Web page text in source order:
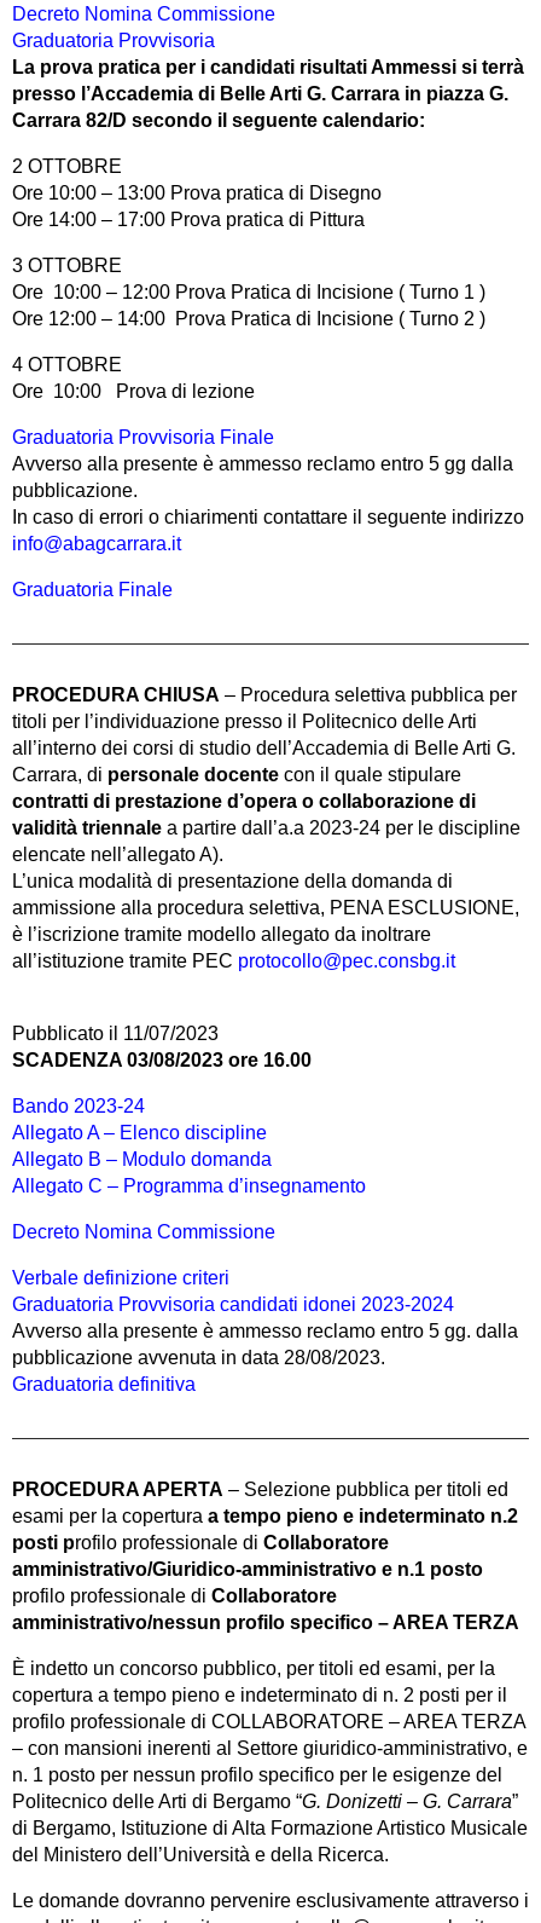
Decreto Nomina Commissione
Graduatoria Provvisoria
La prova pratica per i candidati risultati Ammessi si terrà
presso l’Accademia di Belle Arti G. Carrara in piazza G.
Carrara 82/D secondo il seguente calendario:
2 OTTOBRE
Ore 10:00 – 13:00 Prova pratica di Disegno
Ore 14:00 – 17:00 Prova pratica di Pittura
3 OTTOBRE
Ore 10:00 – 12:00 Prova Pratica di Incisione ( Turno 1 )
Ore 12:00 – 14:00 Prova Pratica di Incisione ( Turno 2 )
4 OTTOBRE
Ore 10:00 Prova di lezione
Graduatoria Provvisoria Finale
Avverso alla presente è ammesso reclamo entro 5 gg dalla
pubblicazione.
In caso di errori o chiarimenti contattare il seguente indirizzo
info@abagcarrara.it
Graduatoria Finale
PROCEDURA CHIUSA – Procedura selettiva pubblica per
titoli per l’individuazione presso il Politecnico delle Arti
all’interno dei corsi di studio dell’Accademia di Belle Arti G.
Carrara, di personale docente con il quale stipulare
contratti di prestazione d’opera o collaborazione di
validità triennale a partire dall’a.a 2023-24 per le discipline
elencate nell’allegato A).
L’unica modalità di presentazione della domanda di
ammissione alla procedura selettiva, PENA ESCLUSIONE,
è l’iscrizione tramite modello allegato da inoltrare
all’istituzione tramite PEC protocollo@pec.consbg.it
Pubblicato il 11/07/2023
SCADENZA 03/08/2023 ore 16.00
Bando 2023-24
Allegato A – Elenco discipline
Allegato B – Modulo domanda
Allegato C – Programma d’insegnamento
Decreto Nomina Commissione
Verbale definizione criteri
Graduatoria Provvisoria candidati idonei 2023-2024
Avverso alla presente è ammesso reclamo entro 5 gg. dalla
pubblicazione avvenuta in data 28/08/2023.
Graduatoria definitiva
PROCEDURA APERTA – Selezione pubblica per titoli ed
esami per la copertura a tempo pieno e indeterminato n.2
posti profilo professionale di Collaboratore
amministrativo/Giuridico-amministrativo e n.1 posto
profilo professionale di Collaboratore
amministrativo/nessun profilo specifico – AREA TERZA
È indetto un concorso pubblico, per titoli ed esami, per la
copertura a tempo pieno e indeterminato di n. 2 posti per il
profilo professionale di COLLABORATORE – AREA TERZA
– con mansioni inerenti al Settore giuridico-amministrativo, e
n. 1 posto per nessun profilo specifico per le esigenze del
Politecnico delle Arti di Bergamo “G. Donizetti – G. Carrara”
di Bergamo, Istituzione di Alta Formazione Artistico Musicale
del Ministero dell’Università e della Ricerca.
Le domande dovranno pervenire esclusivamente attraverso i